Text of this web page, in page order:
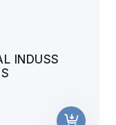
INDUSS